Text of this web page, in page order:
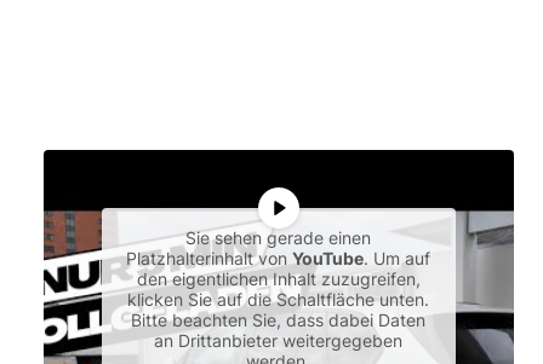
Sie sehen gerade einen
Platzhalterinhalt vonYouTube. Um auf
den eigentlichen Inhalt zuzugreifen,
klicken Sie auf die Schaltfläche unten.
Bitte beachten Sie, dass dabei Daten
an Drittanbieter weitergegeben